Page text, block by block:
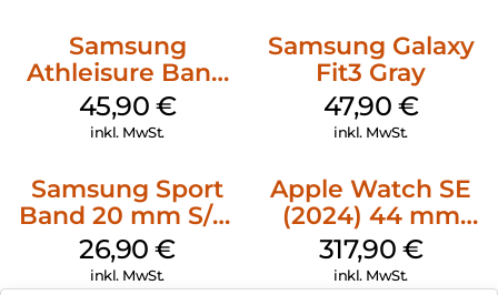
Samsung
Athleisure Band
S/M Galaxy
Watch7 Cream
45,90 €
inkl. MwSt.
Samsung Galaxy
Fit3 Gray
47,90 €
inkl. MwSt.
Samsung Sport
Band 20 mm S/M
Galaxy Watch4
Serie Graphite
26,90€
inkl. MwSt.
Apple Watch SE
(2024) 44 mm
GPS + Cellular
(Sportarmband
317,90 €
inkl. MwSt.